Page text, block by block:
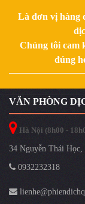
Là đơn vị hàng
Chúng tôi cam
đúng
VĂN PHÒNG
Hà Nội (8h00 -
34 Nguyễn Thái
0932232318